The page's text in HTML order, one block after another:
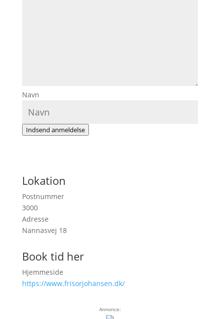
Navn
Indsend anmeldelse
Lokation
Postnummer
3000
Adresse
Nannasvej 18
Book tid her
Hjemmeside
https://www.frisorjohansen.dk/
Annonce: